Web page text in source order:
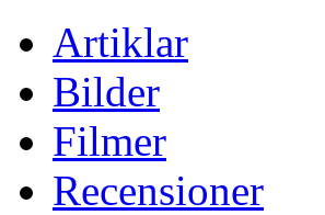
Artiklar
Bilder
Filmer
Recensioner